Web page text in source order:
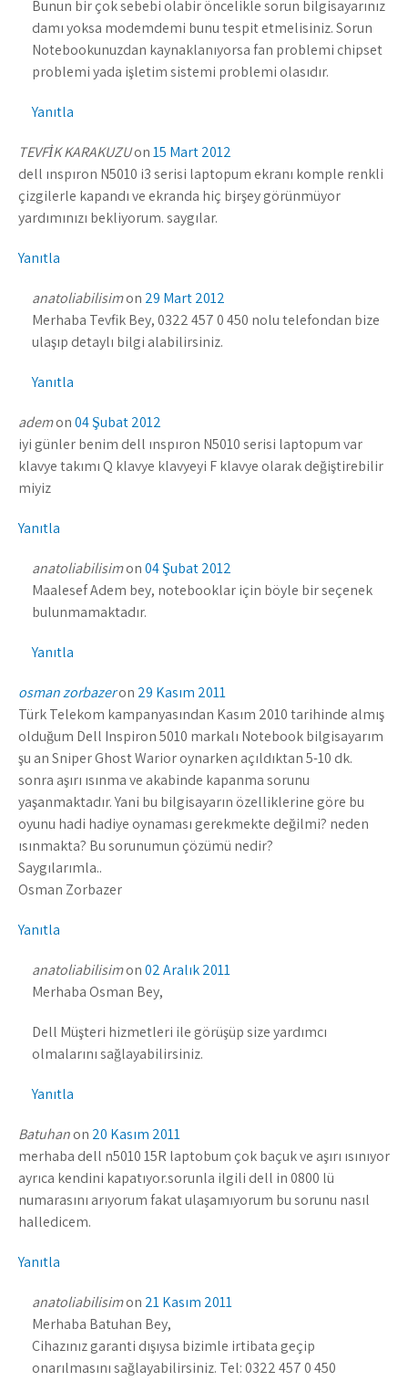
Bunun bir çok sebebi olabir öncelikle sorun bilgisayarınız
damı yoksa modemdemi bunu tespit etmelisiniz. Sorun
Notebookunuzdan kaynaklanıyorsa fan problemi chipset
problemi yada işletim sistemi problemi olasıdır.
Yanıtla
TEVFİK KARAKUZUon15 Mart 2012
dell ınspıron N5010 i3 serisi laptopum ekranı komple renkli
çizgilerle kapandı ve ekranda hiç birşey görünmüyor
yardımınızı bekliyorum. saygılar.
Yanıtla
anatoliabilisimon 29 Mart 2012
Merhaba Tevfik Bey, 0322 457 0 450 nolu telefondan bize
ulaşıp detaylı bilgi alabilirsiniz.
Yanıtla
ademon04 Şubat 2012
iyi günler benim dell ınspıron N5010 serisi laptopum var
klavye takımı Q klavye klavyeyi F klavye olarak değiştirebilir
miyiz
Yanıtla
anatoliabilisimon04 Şubat 2012
Maalesef Adem bey, notebooklar için böyle bir seçenek
bulunmamaktadır.
Yanıtla
osman zorbazeron 29 Kasım 2011
Türk Telekom kampanyasından Kasım 2010 tarihinde almış
olduğum Dell Inspiron 5010 markalı Notebook bilgisayarım
şu an Sniper Ghost Warior oynarken açıldıktan 5-10 dk.
sonra aşırı ısınma ve akabinde kapanma sorunu
yaşanmaktadır. Yani bu bilgisayarın özelliklerine göre bu
oyunu hadi hadiye oynaması gerekmekte değilmi? neden
ısınmakta? Bu sorunumun çözümü nedir?
Saygılarımla..
Osman Zorbazer
Yanıtla
anatoliabilisimon02 Aralık 2011
Merhaba Osman Bey,
Dell Müşteri hizmetleri ile görüşüp size yardımcı
olmalarını sağlayabilirsiniz.
Yanıtla
Batuhanon 20 Kasım 2011
merhaba dell n5010 15R laptobum çok baçuk ve aşırı ısınıyor
ayrıca kendini kapatıyor.sorunla ilgili dell in 0800 lü
numarasını arıyorum fakat ulaşamıyorum bu sorunu nasıl
halledicem.
Yanıtla
anatoliabilisimon 21 Kasım 2011
Merhaba Batuhan Bey,
Cihazınız garanti dışıysa bizimle irtibata geçip
onarılmasını sağlayabilirsiniz. Tel: 0322 457 0 450